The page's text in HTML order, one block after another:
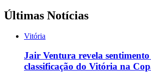
Últimas Notícias
Vitória
Jair Ventura revela sentimento
classificação do Vitória na